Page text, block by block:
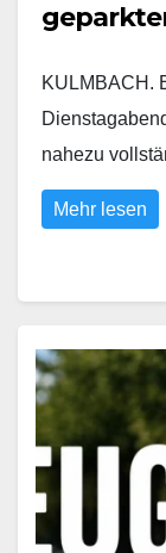
KULMBACH.
nahezu
Mehr lesen